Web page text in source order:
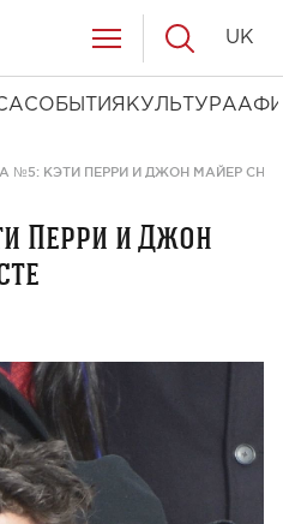
СОБЫТИЯ КУЛЬТУРА
UK
№5: КЭТИ ПЕРРИ И ДЖОН МАЙЕР
Перри и Джон